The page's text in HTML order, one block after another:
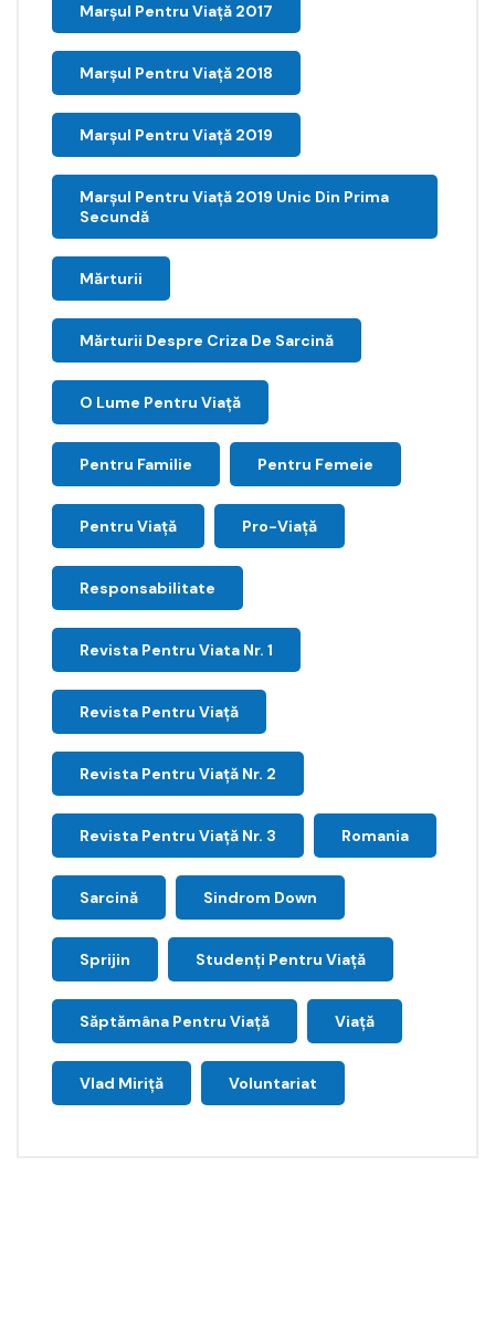
Marșul Pentru Viață 2017
Marșul Pentru Viață 2018
Marșul Pentru Viață 2019
Marșul Pentru Viață 2019 Unic Din Prima
Secundă
Mărturii
Mărturii Despre Criza De Sarcină
O Lume Pentru Viață
Pentru Familie Pentru Femeie
Pentru Viață Pro-Viață
Responsabilitate
Revista Pentru Viata Nr. 1
Revista Pentru Viață
Revista Pentru Viață Nr. 2
Revista Pentru Viață Nr. 3 Romania
Sarcină Sindrom Down
Sprijin Studenți Pentru Viață
Săptămâna Pentru Viaţă Viață
Vlad Miriță Voluntariat